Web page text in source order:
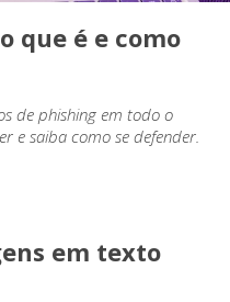
que é e como
de phishing em todo o
e saiba como se defender.
em texto